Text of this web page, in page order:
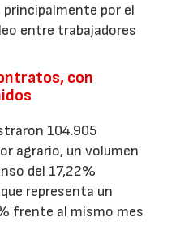
principalmente por el
entre trabajadores
con
104.905
agrario, un volumen
del 17,22%
representa un
frente al mismo mes